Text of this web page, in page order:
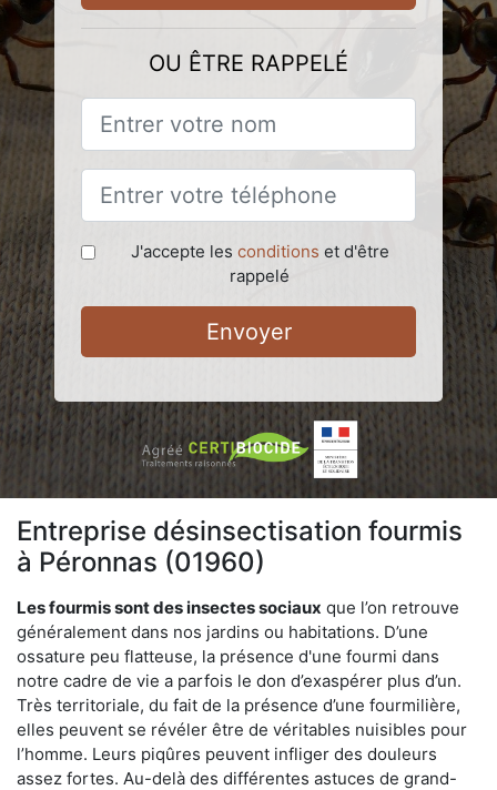
OU ÊTRE RAPPELÉ
J'accepte les conditions et d'être
rappelé
Envoyer
Entreprise désinsectisation fourmis
à Péronnas (01960)
Les fourmis sont des insectes sociaux que l’on retrouve
généralement dans nos jardins ou habitations. D’une
ossature peu flatteuse, la présence d'une fourmi dans
notre cadre de vie a parfois le don d’exaspérer plus d’un.
Très territoriale, du fait de la présence d’une fourmilière,
elles peuvent se révéler être de véritables nuisibles pour
l’homme. Leurs piqûres peuvent infliger des douleurs
assez fortes. Au-delà des différentes astuces de grand-